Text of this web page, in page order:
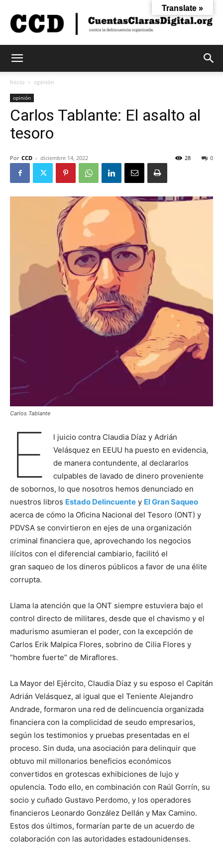
Claras
Inicio opinión
opinión
Carlos Tablante: El asalto al
tesoro
Por CCD - diciembre 14, 2022 0
28
Carlos Tablante
E
l juicio contra Claudia Díaz y Adrián
Velásquez en EEUU ha puesto en evidencia,
de manera contundente, al declararlos
culpables de lavado de dinero proveniente
de sobornos, lo que nosotros hemos denunciado en
nuestros libros Estado Delincuente y El Gran Saqueo
acerca de cómo la Oficina Nacional del Tesoro (ONT) y
PDVSA se convirtieron en ejes de una organización
criminal financiera que, aprovechando los negocios
ilícitos con el diferencial cambiario, facilitó el
gran saqueo de los dineros públicos a favor de una élite
corrupta.
Llama la atención que la ONT siempre estuviera bajo el
control directo de militares, desde que el chavismo y el
madurismo asumieran el poder, con la excepción de
Carlos Erik Malpica Flores, sobrino de Cilia Flores y
“hombre fuerte” de Miraflores.
La Mayor del Ejército, Claudia Díaz y su esposo el Capitán
Adrián Velásquez, al igual que el Teniente Alejandro
Andrade, formaron una red de delincuencia organizada
financiera con la complicidad de seudo empresarios,
según los testimonios y pruebas presentadas en el
proceso. Sin duda, una asociación para delinquir que
obtuvo mil millonarios beneficios económicos
convertidos en grotescas exhibiciones de lujo y
opulencia. Todo ello, en combinación con Raúl Gorrín, su
socio y cuñado Gustavo Perdomo, y los operadores
financieros Leonardo González Dellán y Max Camino.
Estos dos últimos, formarían parte de un acuerdo de
colaboración con las autoridades estadounidenses.
Translate »